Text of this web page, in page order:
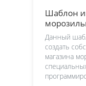
Шаблон
Данный
создать
магазина